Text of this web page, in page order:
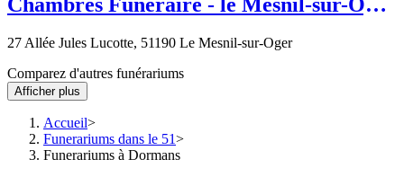
27 Allée Jules Lucotte, 51190 Le Mesnil-sur-Oger
Comparez d'autres funérariums
Afficher plus
Accueil
Funerariums dans le 51
Funerariums à Dormans